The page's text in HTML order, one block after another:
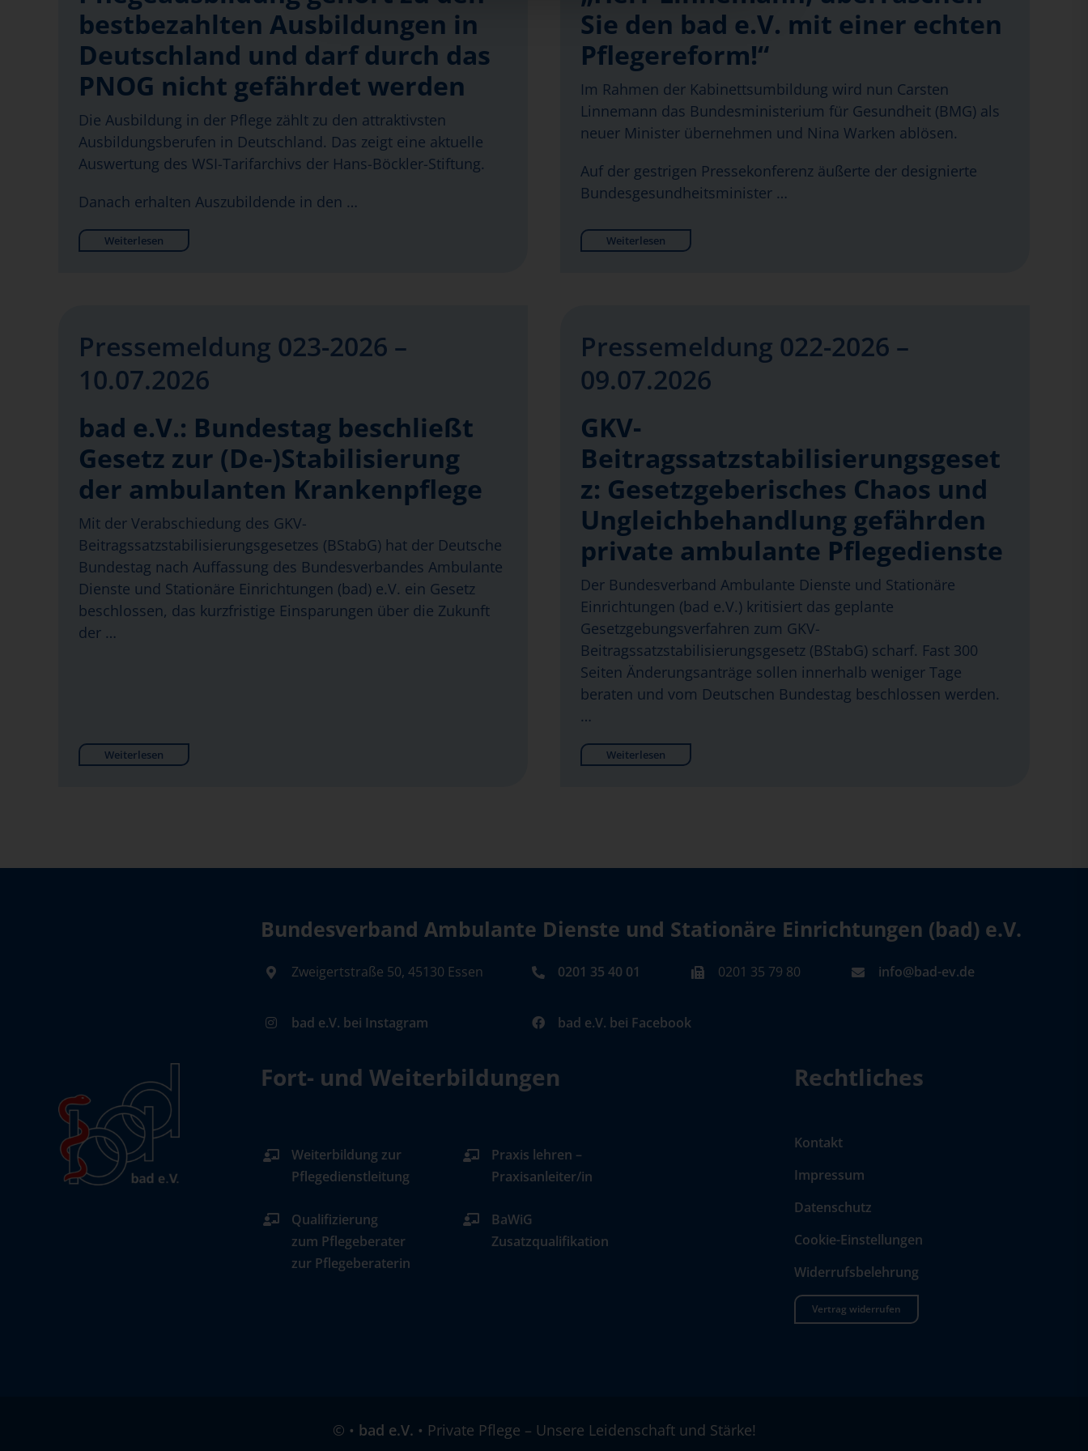
bestbezahlten Ausbildungen in
Deutschland und darf durch das
PNOG nicht gefährdet werden
Die Ausbildung in der Pflege zählt zu den attraktivsten
Ausbildungsberufen in Deutschland. Das zeigt eine aktuelle
Auswertung des WSI-Tarifarchivs der Hans-Böckler-Stiftung.
Danach erhalten Auszubildende in den …
Weiterlesen
Sie den bad e.V. mit einer echten
Pflegereform!“
Im Rahmen der Kabinettsumbildung wird nun Carsten
Linnemann das Bundesministerium für Gesundheit (BMG) als
neuer Minister übernehmen und Nina Warken ablösen.
Auf der gestrigen Pressekonferenz äußerte der designierte
Bundesgesundheitsminister …
Weiterlesen
Pressemeldung 023-2026 –
10.07.2026
bad e.V.: Bundestag beschließt
Gesetz zur (De-)Stabilisierung
der ambulanten Krankenpflege
Mit der Verabschiedung des GKV-
Beitragssatzstabilisierungsgesetzes (BStabG) hat der Deutsche
Bundestag nach Auffassung des Bundesverbandes Ambulante
Dienste und Stationäre Einrichtungen (bad) e.V. ein Gesetz
beschlossen, das kurzfristige Einsparungen über die Zukunft
der …
Weiterlesen
Pressemeldung 022-2026 –
09.07.2026
GKV-
Beitragssatzstabilisierungsgeset
z: Gesetzgeberisches Chaos und
Ungleichbehandlung gefährden
private ambulante Pflegedienste
Der Bundesverband Ambulante Dienste und Stationäre
Einrichtungen (bad e.V.) kritisiert das geplante
Gesetzgebungsverfahren zum GKV-
Beitragssatzstabilisierungsgesetz (BStabG) scharf. Fast 300
Seiten Änderungsanträge sollen innerhalb weniger Tage
beraten und vom Deutschen Bundestag beschlossen werden.
…
Weiterlesen
Bundesverband Ambulante Dienste und Stationäre Einrichtungen (bad) e.V.
Zweigertstraße 50, 45130 Essen 0201 35 40 01 0201 35 79 80 info@bad-ev.de
bad e.V. bei Instagram bad e.V. bei Facebook
Fort- und Weiterbildungen Rechtliches
Weiterbildung zur
Pflegedienstleitung
Qualifizierung
zum Pflegeberater
zur Pflegeberaterin
Praxis lehren –
Praxisanleiter/in
BaWiG
Zusatzqualifikation
Kontakt
Impressum
Datenschutz
Cookie-Einstellungen
Widerrufsbelehrung
Vertrag widerrufen
© • bad e.V. • Private Pflege – Unsere Leidenschaft und Stärke!